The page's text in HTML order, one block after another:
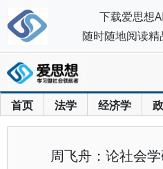
首页 法学 经济学
周飞舟：论社会
下载爱思想
随时随地阅读精